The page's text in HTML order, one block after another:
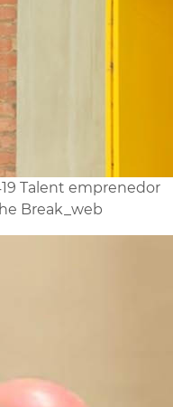
Talent emprenedor
Break_web